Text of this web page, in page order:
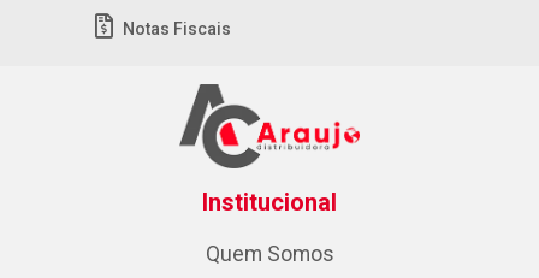
Notas Fiscais
Institucional
Quem Somos